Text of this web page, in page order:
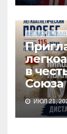
АНОНС
в
Союза
ИЮЛ 21,